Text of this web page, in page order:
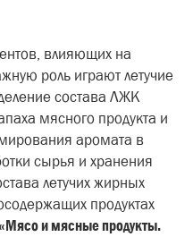
влияющих на
роль играют летучие
состава ЛЖК
мясного продукта и
аромата в
сырья и хранения
летучих жирных
продуктах
Мясо и мясные продукты.